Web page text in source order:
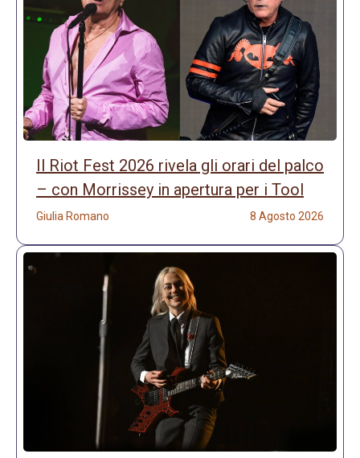
Il Riot Fest 2026 rivela gli orari del palco
– con Morrissey in apertura per i Tool
Giulia Romano 8 Agosto 2026